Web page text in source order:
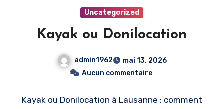
Uncategorized
Kayak ou Donilocation
admin1962
mai 13, 2026
Aucun commentaire
Kayak ou Donilocation à Lausanne : comment